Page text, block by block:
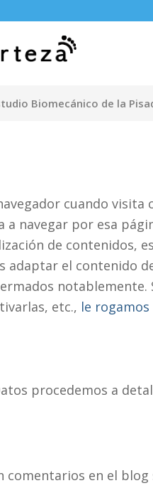
Biomecánico de la
cuando visita
navegar por esa
de contenidos,
adaptar el contenido
notablemente.
etc., le
procedemos a
en el